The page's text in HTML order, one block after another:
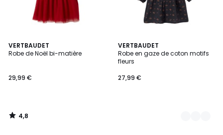
VERTBAUDET
Robe de Noël bi-matière
29,99 €
4,8
/ 5
4,8
/
VERTBAUDET
Robe en gaze de coton motifs
fleurs
27,99 €
2
Couleurs